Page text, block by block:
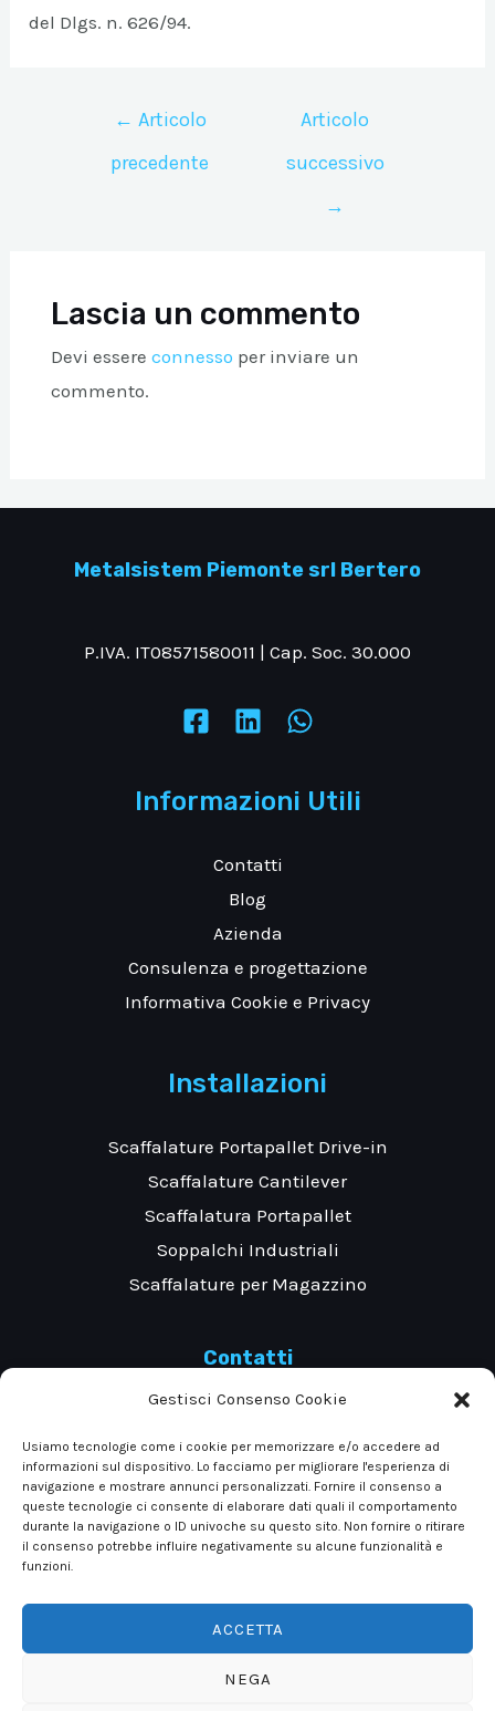
Gestisci Consenso Cookie
Usiamo tecnologie come i cookie per memorizzare e/o accedere ad
informazioni sul dispositivo. Lo facciamo per migliorare l'esperienza di
navigazione e mostrare annunci personalizzati. Fornire il consenso a
queste tecnologie ci consente di elaborare dati quali il comportamento
durante la navigazione o ID univoche su questo sito. Non fornire o ritirare
il consenso potrebbe influire negativamente su alcune funzionalità e
funzioni.
ACCETTA
NEGA
del Dlgs. n. 626/94.
Navigazione
← Articolo
precedente
Articolo
successivo
→
Lascia un commento
Devi essere connesso per inviare un
commento.
Metalsistem Piemonte srl Bertero
P.IVA. IT08571580011 | Cap. Soc. 30.000
Informazioni Utili
Contatti
Blog
Azienda
Consulenza e progettazione
Informativa Cookie e Privacy
Installazioni
Scaffalature Portapallet Drive-in
Scaffalature Cantilever
Scaffalatura Portapallet
Soppalchi Industriali
Scaffalature per Magazzino
Contatti
Via Evangelista Torricelli 39, 10028 Trofarello
Torino